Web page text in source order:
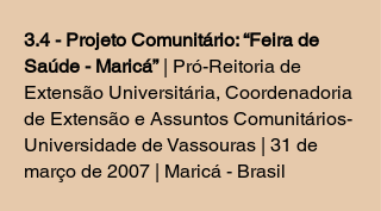
3.4 - Projeto Comunitário: “Feira de
Saúde - Maricá”| Pró-Reitoria de
Extensão Universitária, Coordenadoria
de Extensão e Assuntos Comunitários-
Universidade de Vassouras | 31 de
março de 2007 | Maricá - Brasil